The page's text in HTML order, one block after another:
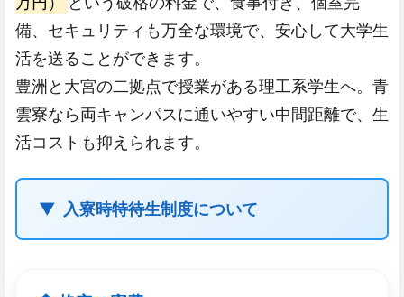
備、セキュリティも万全な環境で、安心して大学生
活を送ることができます。
豊洲と大宮の二拠点で授業がある理工系学生へ。青
雲寮なら両キャンパスに通いやすい中間距離で、生
活コストも抑えられます。
入寮時特待生制度について